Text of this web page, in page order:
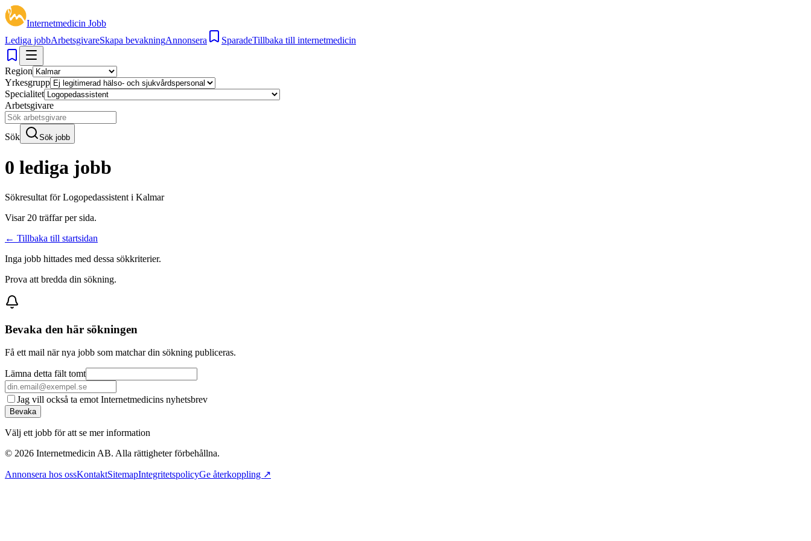
Internetmedicin Jobb
Lediga jobbArbetsgivareSkapa bevakningAnnonsera SparadeTillbaka till internetmedicin
Region
Yrkesgrupp
Specialitet
Arbetsgivare
Sök Sök jobb
0 lediga jobb
Sökresultat förLogopedassistent i Kalmar
Visar 20 träffar per sida.
← Tillbaka till startsidan
Inga jobb hittades med dessa sökkriterier.
Prova att bredda din sökning.
Bevaka den här sökningen
Få ett mail när nya jobb som matchar din sökning publiceras.
Lämna detta fält tomt
Jag vill också ta emot Internetmedicins nyhetsbrev
Bevaka
Välj ett jobb för att se mer information
© 2026 Internetmedicin AB. Alla rättigheter förbehållna.
Annonsera hos ossKontaktSitemapIntegritetspolicyGe återkoppling ↗